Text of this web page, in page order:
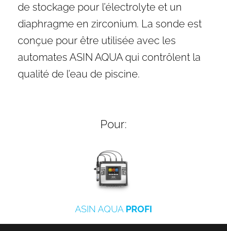
de stockage pour l’électrolyte et un
diaphragme en zirconium. La sonde est
conçue pour être utilisée avec les
automates ASIN AQUA qui contrôlent la
qualité de l’eau de piscine.
Pour:
ASIN AQUA PROFI